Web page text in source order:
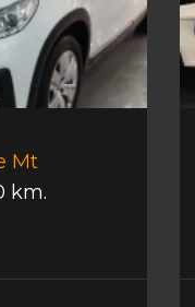
Mt
km.